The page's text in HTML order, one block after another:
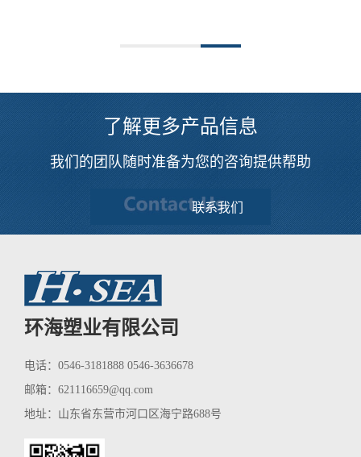
了解更多产品信息
我们的团队随时准备为您的咨询提供帮助
联系我们
环海塑业有限公司
电话：0546-3181888 0546-3636678
邮箱：621116659@qq.com
地址：山东省东营市河口区海宁路688号